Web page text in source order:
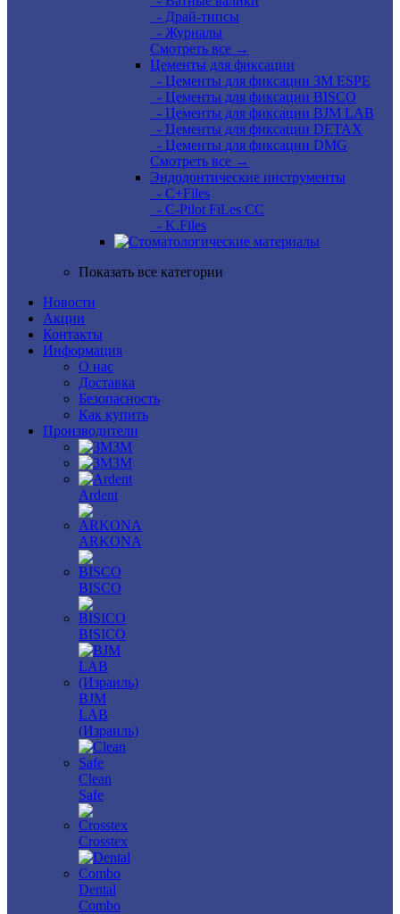
- Драй-типсы
- Журналы
Смотреть все →
Цементы для фиксации
- Цементы для фиксации 3M ESPE
- Цементы для фиксации BISCO
- Цементы для фиксации BJM LAB
- Цементы для фиксации DETAX
- Цементы для фиксации DMG
Смотреть все →
Эндодонтические инструменты
- C+Files
- C-Pilot FiLes CC
- K.Files
Показать все категории
Новости
Акции
Контакты
Информация
О нас
Доставка
Безопасность
Как купить
Производители
3M
3М
Ardent
ARKONA
BISCO
BISICO
BJM
LAB
(Израиль)
Clean
Safe
Crosstex
Dental
Combo